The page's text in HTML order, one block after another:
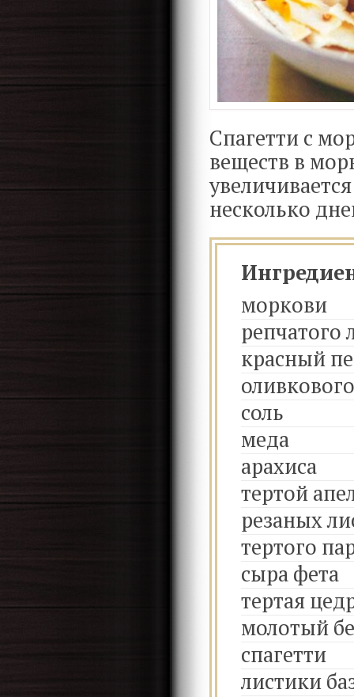
Спагетти с
веществ в
несколько
моркови
репчатого
красный
соль
меда
арахиса
тертой
резаных
тертого
сыра фета
тертая
молотый
спагетти
листики